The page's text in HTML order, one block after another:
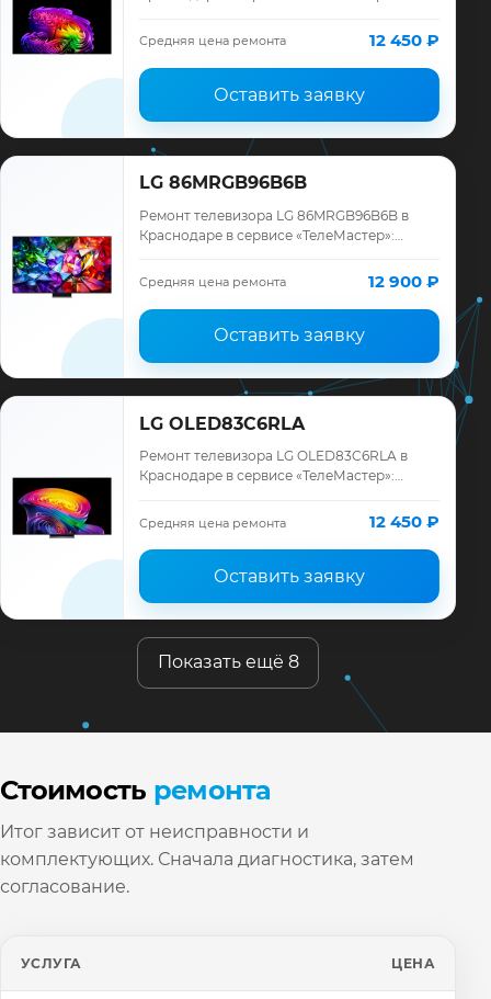
запчасти и гарантия до 12 месяцев.
Средняя цена ремонта 12 450 ₽
Оставить заявку
LG 86MRGB96B6B
Ремонт телевизора LG 86MRGB96B6B в
Краснодаре в сервисе «ТелеМастер»:
запчасти и гарантия до 12 месяцев.
Средняя цена ремонта 12 900 ₽
Оставить заявку
LG OLED83C6RLA
Ремонт телевизора LG OLED83C6RLA в
Краснодаре в сервисе «ТелеМастер»:
запчасти и гарантия до 12 месяцев.
Средняя цена ремонта 12 450 ₽
Оставить заявку
Показать ещё 8
Стоимость ремонта
Итог зависит от неисправности и
комплектующих. Сначала диагностика, затем
согласование.
УСЛУГА ЦЕНА